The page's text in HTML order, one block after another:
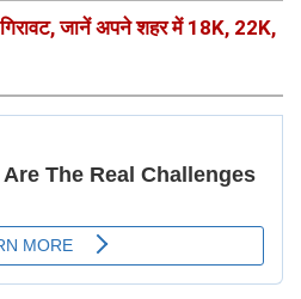
जानें अपने शहर में 18K, 22K,